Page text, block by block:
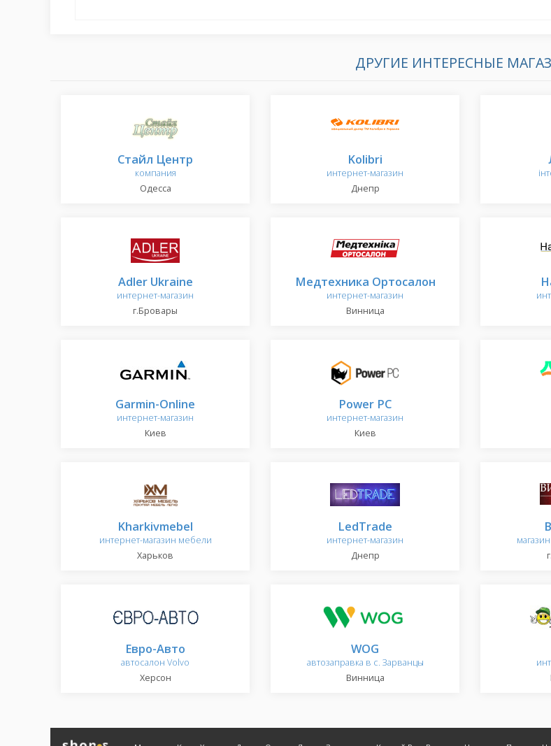
ДРУГИЕ ИНТЕРЕСНЫЕ
Стайл Центр
компания
Одесса
Kolibri
интернет-магазин
Днепр
Adler Ukraine
интернет-магазин
г.Бровары
Медтехника Ортосалон
интернет-магазин
Винница
Garmin-Online
интернет-магазин
Киев
Power PC
интернет-магазин
Киев
Kharkivmebel
интернет-магазин мебели
Харьков
LedTrade
интернет-магазин
Днепр
Евро-Авто
автосалон Volvo
Херсон
WOG
автозаправка в с. Зарванцы
Винница